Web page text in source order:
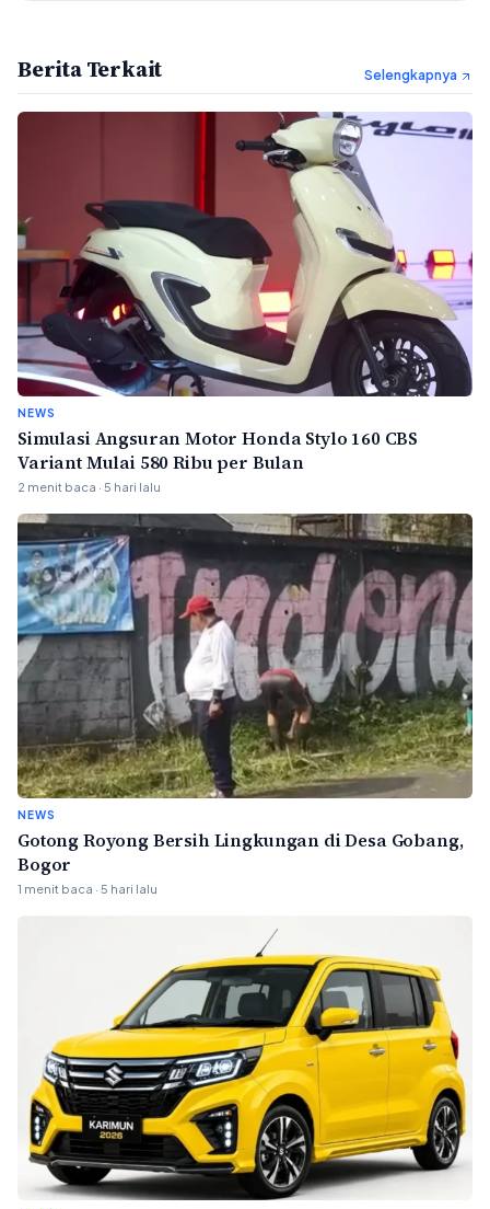
Berita Terkait Selengkapnya
NEWS
Simulasi Angsuran Motor Honda Stylo 160 CBS
Variant Mulai 580 Ribu per Bulan
2 menit baca · 5 hari lalu
NEWS
Gotong Royong Bersih Lingkungan di Desa Gobang,
Bogor
1 menit baca · 5 hari lalu